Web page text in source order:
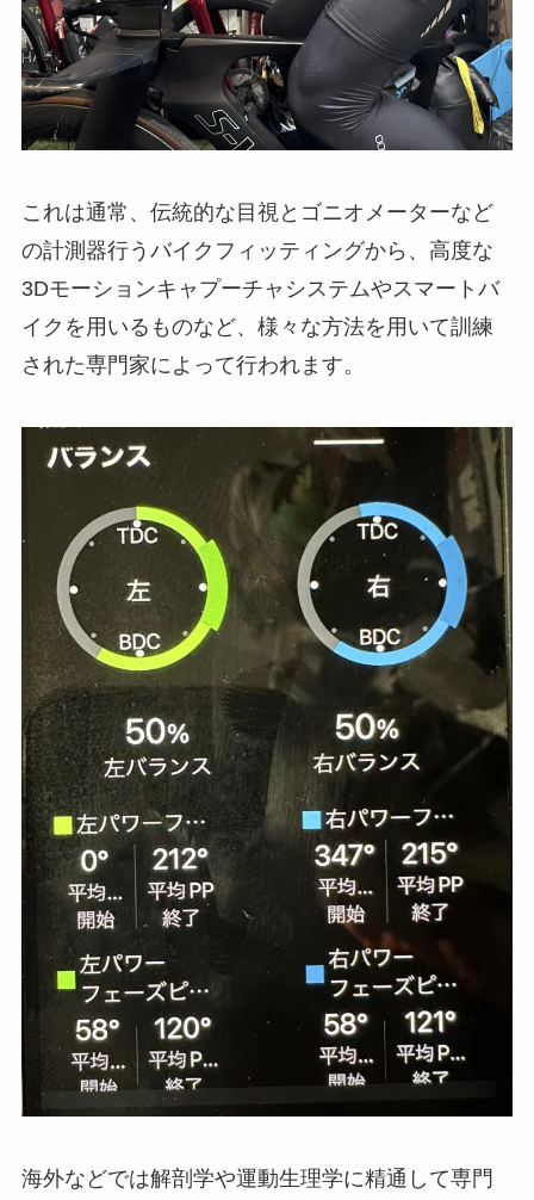
これは通常、伝統的な目視とゴニオメーターなど
の計測器行うバイクフィッティングから、高度な
3Dモーションキャプーチャシステムやスマートバ
イクを用いるものなど、様々な方法を用いて訓練
された専門家によって行われます。
海外などでは解剖学や運動生理学に精通して専門